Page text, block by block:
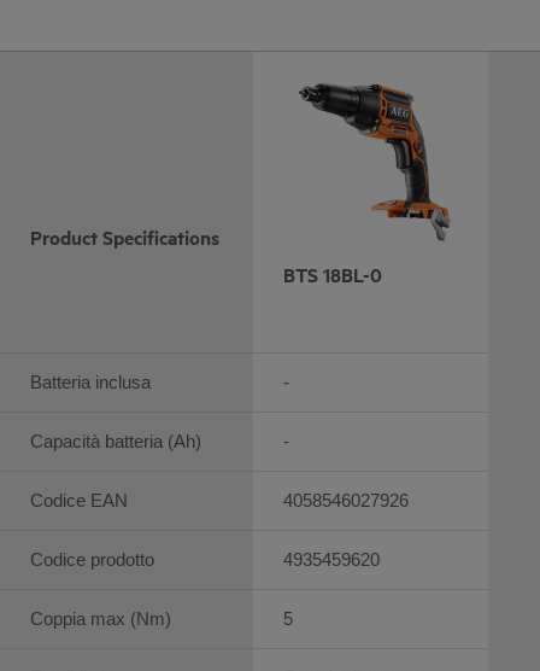
Product Specifications
Batteria inclusa
Capacità batteria (Ah)
Codice EAN
Codice prodotto
Coppia max (Nm)
BTS 18BL-0
-
-
4058546027926
4935459620
5